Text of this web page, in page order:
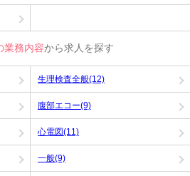
業務内容から求人を探す
生理検査全般(12)
腹部エコー(9)
心電図(11)
一般(9)